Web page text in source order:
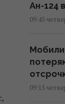
Ан-124
09:45
09:15